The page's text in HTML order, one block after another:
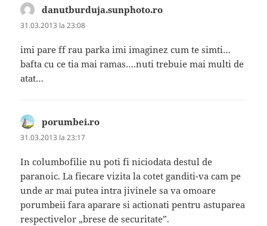
danutburduja.sunphoto.ro
31.03.2013 la 23:08
imi pare ff rau parka imi imaginez cum te simti…
bafta cu ce tia mai ramas….nuti trebuie mai multi de
atat…
porumbei.ro
31.03.2013 la 23:17
In columbofilie nu poti fi niciodata destul de
paranoic. La fiecare vizita la cotet ganditi-va cam pe
unde ar mai putea intra jivinele sa va omoare
porumbeii fara aparare si actionati pentru astuparea
respectivelor „brese de securitate”.